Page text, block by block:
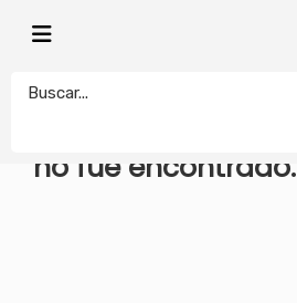
electronicamegatonesrl
no fue encontrado.